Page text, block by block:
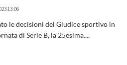
13:06
le decisioni del Giudice sportivo in
di Serie B, la 25esima....